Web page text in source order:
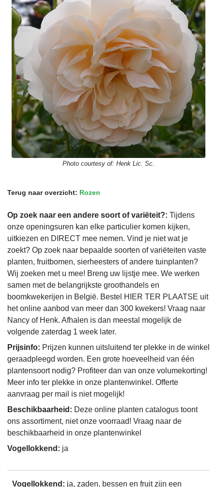
Photo courtesy of: Henk Lic. Sc.
Terug naar overzicht: Rozen
Op zoek naar een andere soort of variëteit?: Tijdens
onze openingsuren kan elke particulier komen kijken,
uitkiezen en DIRECT mee nemen. Vind je niet wat je
zoekt? Op zoek naar bepaalde soorten of variëteiten vaste
planten, fruitbomen, sierheesters of andere tuinplanten?
Wij zoeken met u mee! Breng uw lijstje mee. We werken
samen met de belangrijkste groothandels en
boomkwekerijen in België. Bestel HIER TER PLAATSE uit
het online aanbod van meer dan 300 kwekers! Vraag naar
Nancy of Henk. Afhalen is dan meestal mogelijk de
volgende zaterdag 1 week later.
Prijsinfo: Prijzen kunnen uitsluitend ter plekke in de winkel
geraadpleegd worden. Een grote hoeveelheid van één
plantensoort nodig? Profiteer dan van onze volumekorting!
Meer info ter plekke in onze plantenwinkel. Offerte
aanvraag per mail is niet mogelijk!
Beschikbaarheid: Deze online planten catalogus toont
ons assortiment, niet onze voorraad! Vraag naar de
beschikbaarheid in onze plantenwinkel
Vogellokkend: ja
Vogellokkend: ja, zaden, bessen en fruit zijn een